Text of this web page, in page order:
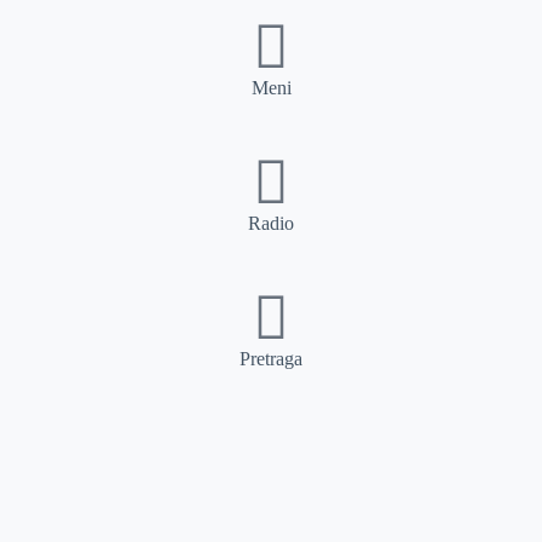
Meni
Radio
Pretraga